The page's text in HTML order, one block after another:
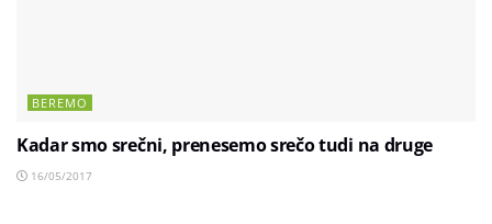
BEREMO
Kadar smo srečni, prenesemo srečo tudi na druge
16/05/2017